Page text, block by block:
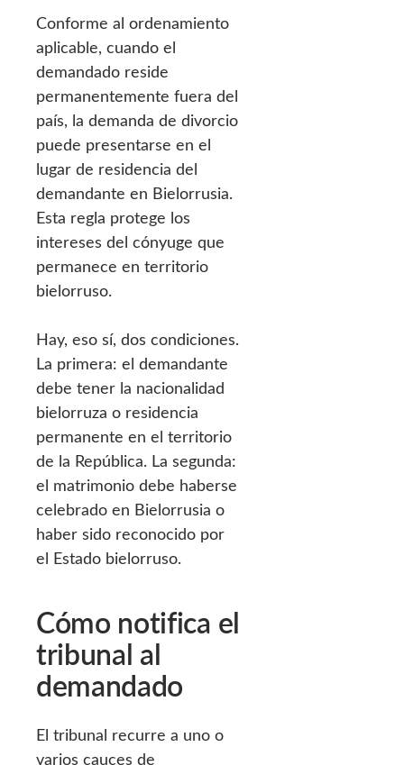
Conforme al ordenamiento
aplicable, cuando el
demandado reside
permanentemente fuera del
país, la demanda de divorcio
puede presentarse en el
lugar de residencia del
demandante en Bielorrusia.
Esta regla protege los
intereses del cónyuge que
permanece en territorio
bielorruso.
Hay, eso sí, dos condiciones.
La primera: el demandante
debe tener la nacionalidad
bielorruza o residencia
permanente en el territorio
de la República. La segunda:
el matrimonio debe haberse
celebrado en Bielorrusia o
haber sido reconocido por
el Estado bielorruso.
Cómo notifica el
tribunal al
demandado
El tribunal recurre a uno o
varios cauces de